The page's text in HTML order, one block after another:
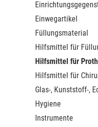
Einwegartikel
Füllungsmaterial
Hilfsmittel für
Hilfsmittel für
Hilfsmittel für
Glas-, Kunststoff-,
Hygiene
Instrumente